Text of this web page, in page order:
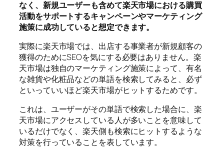
なく、新規ユーザーも含めて楽天市場における購買
活動をサポートするキャンペーンやマーケティング
施策に成功していると想定できます。
実際に楽天市場では、出店する事業者が新規顧客の
獲得のためにSEOを気にする必要はありません。楽
天市場は独自のマーケティング施策によって、有名
な雑貨や化粧品などの単語を検索してみると、必ず
といっていいほど楽天市場がヒットするためです。
これは、ユーザーがその単語で検索した場合に、楽
天市場にアクセスしている人が多いことを意味して
いるだけでなく、楽天側も検索にヒットするような
対策を行っていることを表しています。